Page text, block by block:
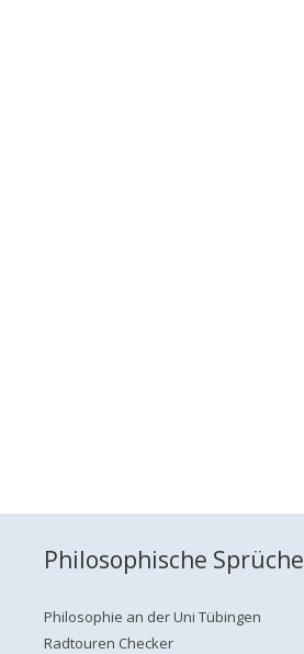
Philosophische Sprüche
Philosophie an der Uni Tübingen
Radtouren Checker